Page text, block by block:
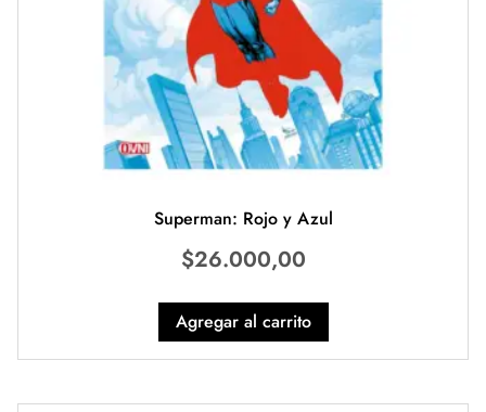
Superman: Rojo y Azul
$26.000,00
Agregar al carrito